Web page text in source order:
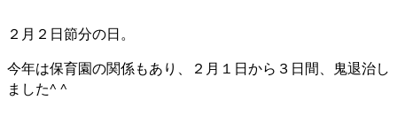
２月２日節分の日。
今年は保育園の関係もあり、２月１日から３日間、鬼退治し
ました^ ^